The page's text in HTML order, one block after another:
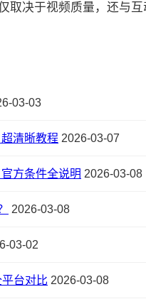
决于视频质量，还与
03-03
清晰教程 2026-03-07
方条件全说明 2026-03-08
2026-03-08
03-02
台对比 2026-03-08